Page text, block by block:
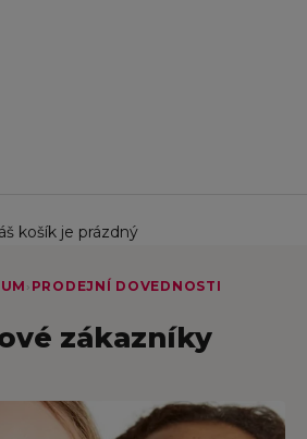
košík je prázdný
› PRODEJNÍ DOVEDNOSTI
zákazníky